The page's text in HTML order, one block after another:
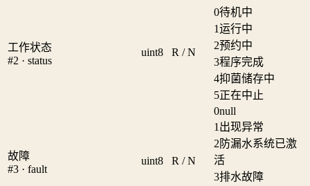
工作状态
#2 · status
uint8 R / N
0待机中
1运行中
2预约中
3程序完成
4抑菌储存中
5正在中止
故障
#3 · fault
uint8 R / N
0null
1 出现异常
2 防漏水系统已激
活
3排水故障